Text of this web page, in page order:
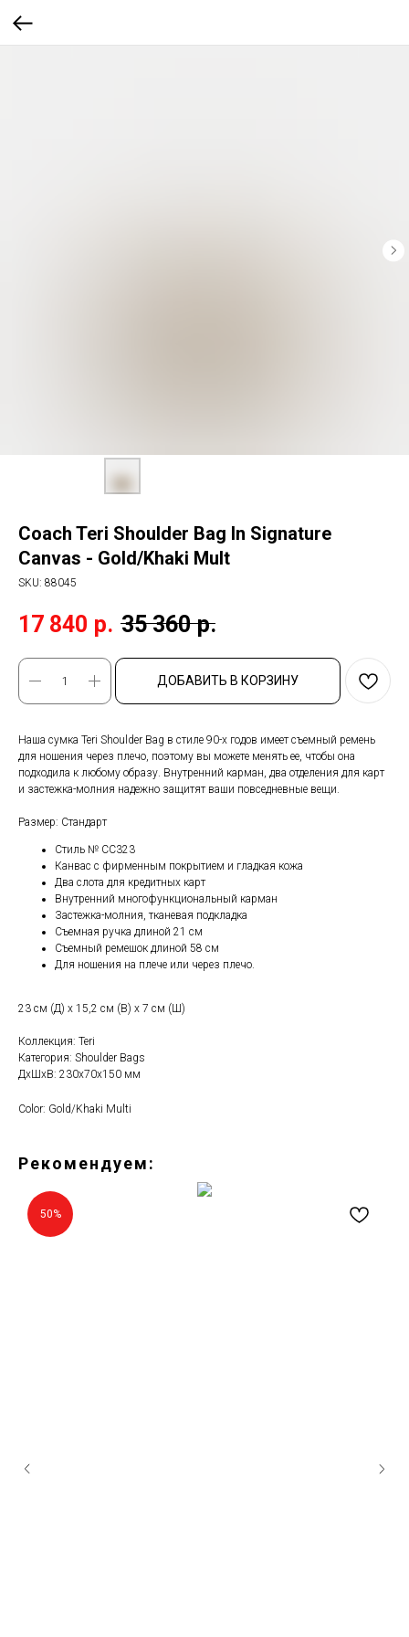
Coach Teri Shoulder Bag In Signature
Canvas - Gold/Khaki Mult
SKU: 88045
17 840 р. 35 360 р.
ДОБАВИТЬ В КОРЗИНУ
Наша сумка Teri Shoulder Bag в стиле 90-х годов имеет съемный ремень
для ношения через плечо, поэтому вы можете менять ее, чтобы она
подходила к любому образу. Внутренний карман, два отделения для карт
и застежка-молния надежно защитят ваши повседневные вещи.
Размер: Стандарт
Стиль № CC323
Канвас с фирменным покрытием и гладкая кожа
Два слота для кредитных карт
Внутренний многофункциональный карман
Застежка-молния, тканевая подкладка
Съемная ручка длиной 21 см
Съемный ремешок длиной 58 см
Для ношения на плече или через плечо.
23 см (Д) x 15,2 см (В) x 7 см (Ш)
Коллекция: Teri
Категория: Shoulder Bags
ДxШxВ: 230x70x150 мм
Color: Gold/Khaki Multi
Рекомендуем:
50%